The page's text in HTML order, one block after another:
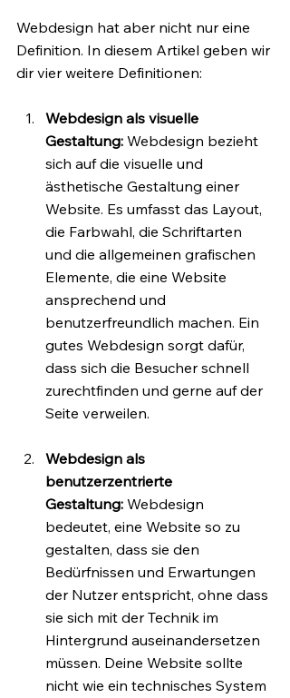
Webdesign hat aber nicht nur eine
Definition. In diesem Artikel geben wir
dir vier weitere Definitionen:
Webdesign als visuelle
Gestaltung: Webdesign bezieht
sich auf die visuelle und
ästhetische Gestaltung einer
Website. Es umfasst das Layout,
die Farbwahl, die Schriftarten
und die allgemeinen grafischen
Elemente, die eine Website
ansprechend und
benutzerfreundlich machen. Ein
gutes Webdesign sorgt dafür,
dass sich die Besucher schnell
zurechtfinden und gerne auf der
Seite verweilen.
Webdesign als
benutzerzentrierte
Gestaltung: Webdesign
bedeutet, eine Website so zu
gestalten, dass sie den
Bedürfnissen und Erwartungen
der Nutzer entspricht, ohne dass
sie sich mit der Technik im
Hintergrund auseinandersetzen
müssen. Deine Website sollte
nicht wie ein technisches System